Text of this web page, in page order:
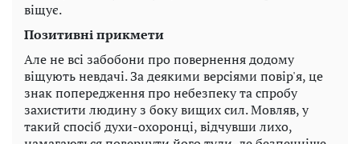
віщує.
Позитивні прикмети
Але не всі забобони про повернення додому
віщують невдачі. За деякими версіями повір'я, це
знак попередження про небезпеку та спробу
захистити людину з боку вищих сил. Мовляв, у
такий спосіб духи-охоронці, відчувши лихо,